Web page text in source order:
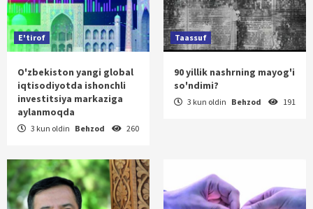
E'tirof
O'zbekiston yangi global
iqtisodiyotda ishonchli
investitsiya markaziga
aylanmoqda
3 kun oldin Behzod 260
Taassuf
90 yillik nashrning mayog'i
so'ndimi?
3 kun oldin Behzod 191